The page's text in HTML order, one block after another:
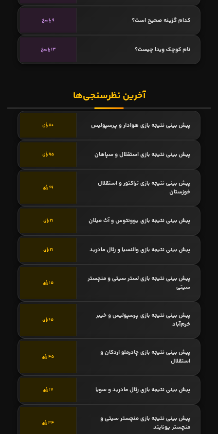
کدام گزینه صحیح است؟ 9 پاسخ
نام کوچک ویدا چیست؟ 13 پاسخ
آخرین نظرسنجی‌ها
پیش بینی نتیجه بازی هوادار و پرسپولیس 80 رأی
پیش بینی نتیجه بازی استقلال و سپاهان 95 رأی
پیش بینی نتیجه بازی تراکتور و استقلال
خوزستان
69 رأی
پیش بینی نتیجه بازی یوونتوس و آث میلان 21 رأی
پیش بینی نتیجه بازی والنسیا و رئال مادرید 21 رأی
پیش بینی نتیجه بازی لستر سیتی و منچستر
سیتی
15 رأی
پیش بینی نتیجه بازی پرسپولیس و خیبر
خرم‌آباد
65 رأی
پیش بینی نتیجه بازی چادرملو اردکان و
استقلال
45 رأی
پیش بینی نتیجه بازی رئال مادرید و سویا 17 رأی
پیش بینی نتیجه بازی منچستر سیتی و
منچستر یونایتد
34 رأی